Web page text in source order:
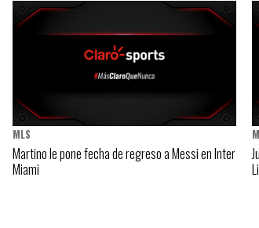
MLS
Martino le pone fecha de regreso a Messi en Inter
Miami